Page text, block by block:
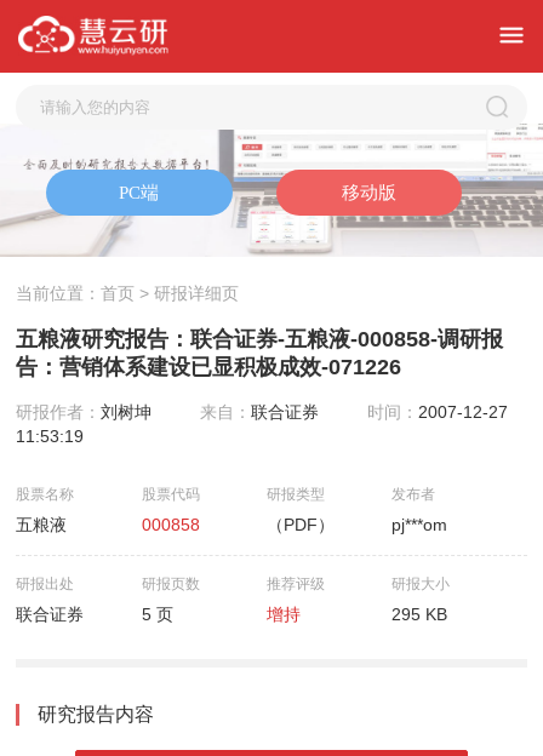
当前位置：首页 > 研报详细页
五粮液研究报告：联合证券-五粮液-000858-调研报
告：营销体系建设已显积极成效-071226
研报作者：刘树坤 来自：联合证券 时间： 2007-12-27
11:53:19
股票名称
五粮液
股票代码
000858
研报类型
（PDF）
发布者
pj***om
研报出处
联合证券
研报页数
5 页
推荐评级
增持
研报大小
295 KB
研究报告内容